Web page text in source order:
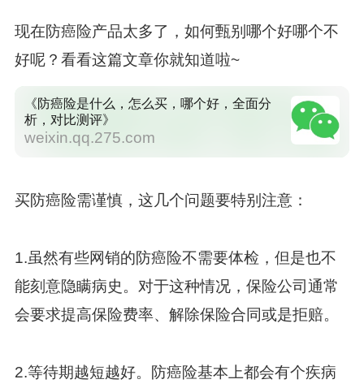
现在防癌险产品太多了，如何甄别哪个好哪个不
好呢？看看这篇文章你就知道啦~
《防癌险是什么，怎么买，哪个好，全面分
析，对比测评》
weixin.qq.275.com
买防癌险需谨慎，这几个问题要特别注意：
1.虽然有些网销的防癌险不需要体检，但是也不
能刻意隐瞒病史。对于这种情况，保险公司通常
会要求提高保险费率、解除保险合同或是拒赔。
2.等待期越短越好。防癌险基本上都会有个疾病